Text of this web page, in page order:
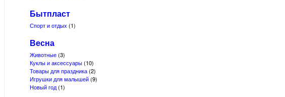
Бытпласт
Спорт и отдых (1)
Весна
Животные(3)
Куклы и аксессуары(10)
Товары для праздника(2)
Игрушки для малышей(9)
Новый год(1)